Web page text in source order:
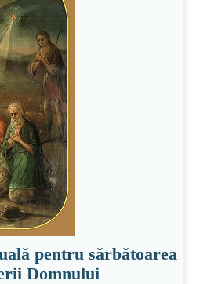
pentru sărbătoarea
Domnului